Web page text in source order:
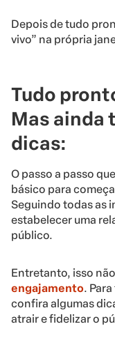
Depois de tudo
vivo” na própria
Tudo
Mas ainda
dicas:
O passo a passo
básico para
Seguindo todas as
estabelecer uma
público.
Entretanto, isso
engajamento.
confira algumas
atrair e fidelizar o